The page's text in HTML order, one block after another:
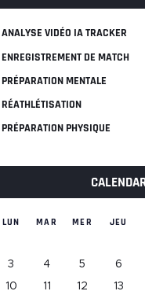
ANALYSE VIDÉO IA TRACKER
ENREGISTREMENT DE MATCH
PRÉPARATION MENTALE
RÉATHLÉTISATION
PRÉPARATION PHYSIQUE
LUN MAR MER JEU
3
4 5 6
10
11 12 13